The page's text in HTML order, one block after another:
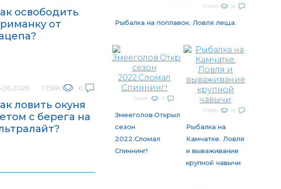
освободить
от
1.156K 6
ловить окуня
с берега на
11.034K 10
Рыбалка на поплавок. Ловля леща.
7.642K 3
Змееголов.Открыл
сезон
2022.Сломал
Спиннинг!
9.929K 10
Рыбалка на
Камчатке. Ловля
и вываживание
крупной чавычи